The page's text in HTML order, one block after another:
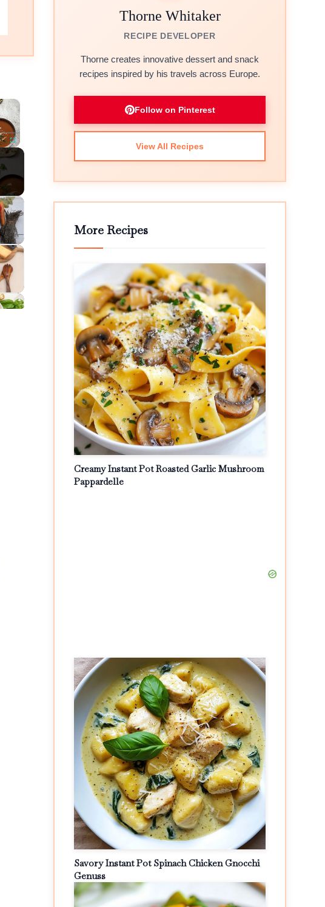
×
Fullscreen
Thorne Whitaker
RECIPE DEVELOPER
Thorne creates innovative dessert and snack
recipes inspired by his travels across Europe.
Follow on Pinterest
View All Recipes
More Recipes
Creamy Instant Pot Roasted Garlic Mushroom
Pappardelle
Savory Instant Pot Spinach Chicken Gnocchi
Genuss